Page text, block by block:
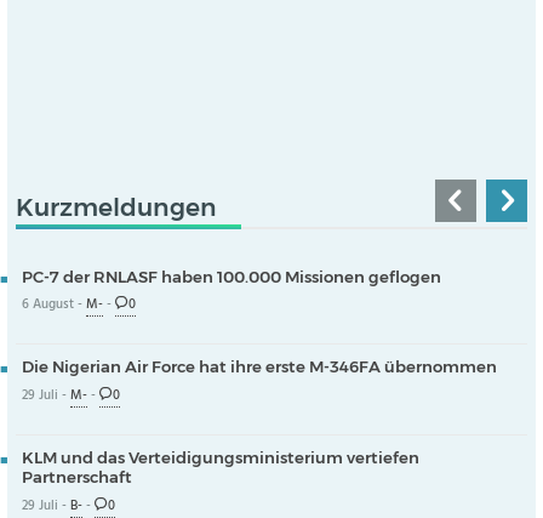
Kurzmeldungen
PC-7 der RNLASF haben 100.000 Missionen geflogen
6 August -M-- 0
Die Nigerian Air Force hat ihre erste M-346FA übernommen
29 Juli -M-- 0
KLM und das Verteidigungsministerium vertiefen
Partnerschaft
29 Juli -B-- 0